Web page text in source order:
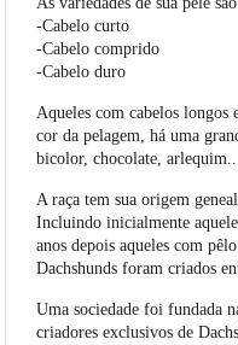
-Cabelo curto
-Cabelo comprido
-Cabelo duro
Aqueles com cabelos
cor da pelagem, há uma
bicolor, chocolate,
A raça tem sua origem
Incluindo inicialmente
anos depois aqueles com
Dachshunds foram criados
Uma sociedade foi fundada
criadores exclusivos de